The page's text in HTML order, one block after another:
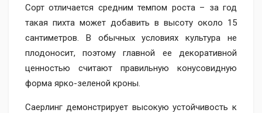
Сорт отличается средним темпом роста – за год
такая пихта может добавить в высоту около 15
сантиметров. В обычных условиях культура не
плодоносит, поэтому главной ее декоративной
ценностью считают правильную конусовидную
форма ярко-зеленой кроны.
Саерлинг демонстрирует высокую устойчивость к